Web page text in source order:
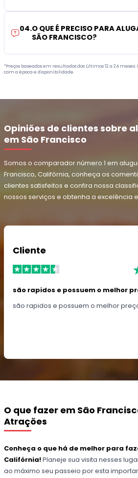
04.O QUE É PRECISO PARA
SÃO FRANCISCO?
*Preços baseados em resultados dos últimos 12 a 24
com a época e disponibilidade.
Opiniões de clientes sobre
em São Francisco
Somos o comparador número 1 em
Francisco, Califórnia, conheça os
clientes satisfeitos e confira nossa
nossos serviços e obtenha a excelência
Cliente
são rapidos e possuem o melhor
são rapidos e possuem o melhor
O que fazer em São
Atrações
Conheça o que há de melhor para
Califórnia!Planeje sua visita nesses
ao máximo seu passeio por esta